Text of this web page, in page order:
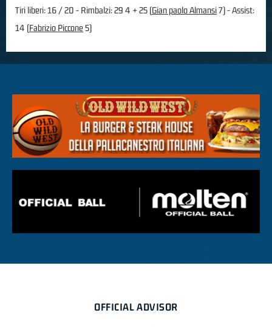
Tiri liberi: 16 / 20 - Rimbalzi: 29 4 + 25 (Gian paolo Almansi7) - Assist:
14 (Fabrizio Piccone5)
OFFICIAL ADVISOR